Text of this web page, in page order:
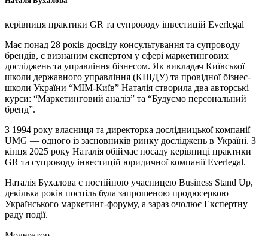
керівниця практики GR та супроводу інвестицій Everlegal
Має понад 28 років досвіду консультування та супроводу
брендів, є визнаним експертом у сфері маркетингових
досліджень та управління бізнесом. Як викладач Київської
школи державного управління (КШДУ) та провідної бізнес-
школи України “МІМ-Київ” Наталія створила два авторські
курси: “Маркетинговий аналіз” та “Будуємо персональний
бренд”.
З 1994 року власниця та директорка дослідницької компанії
UMG — одного із засновників ринку досліджень в Україні. З
кінця 2025 року Наталія обіймає посаду керівниці практики
GR та супроводу інвестицій юридичної компанії Everlegal.
Наталія Бухалова є постійною учасницею Business Stand Up,
декілька років поспіль була запрошеною продюсеркою
Українського маркетинг-форуму, а зараз очолює Експертну
раду події.